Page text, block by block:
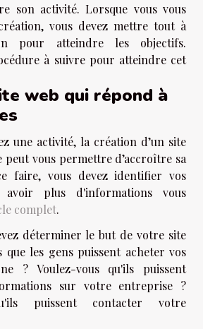
son activité. Lorsque vous vous
vous devez mettre tout à
pour atteindre les objectifs.
à suivre pour atteindre cet
web qui répond à
une activité, la création d’un site
peut vous permettre d’accroître sa
faire, vous devez identifier vos
plus d'informations vous
complet.
déterminer le but de votre site
que les gens puissent acheter vos
? Voulez-vous qu'ils puissent
sur votre entreprise ?
puissent contacter votre